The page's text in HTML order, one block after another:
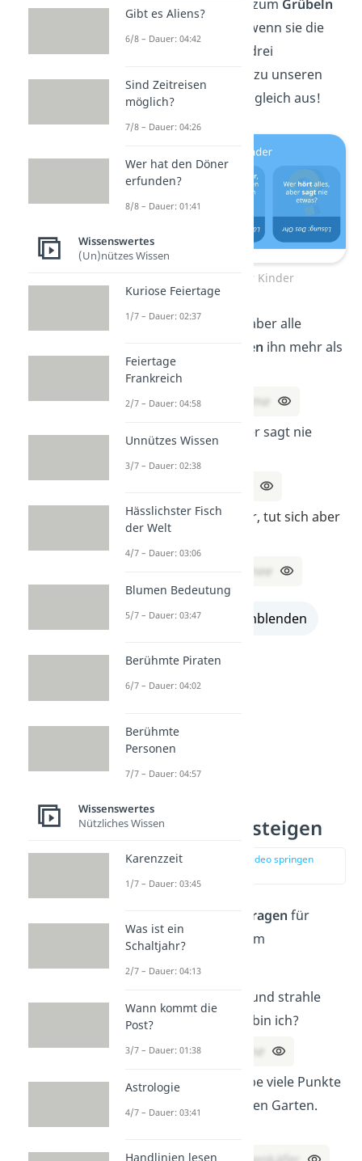
Rätsel bringen Kinder zum Grübeln
— und zum Strahlen, wenn sie die
finden. Diese drei
Rätselfragen gehören zu unseren
Favoriten. Probiert sie gleich aus!
Top 3 Rätsel für Kinder
Er gehört nur dir, aber alle
verwenden ihn mehr als
du. Was ist er?
Lösung:
Dein Name
Wer
hört alles, aber sagt nie
Wasfällt im Winter, tut sich aber
Der Schnee
alle Lösungen einblenden
Rätsel zum Einsteigen
zur Stelle im Video springen
leichten Rätselfragen für
Kinder sind
zum
rund und strahle
vom Himmel. Was bin ich?
Lösung:
Die Sonne
Ich bin schnell, habe viele Punkte
und
fliege
durch den Garten.
Gibt es Aliens?
6/8 – Dauer: 04:42
Sind Zeitreisen
möglich?
7/8 – Dauer: 04:26
Wer hat den Döner
erfunden?
8/8 – Dauer: 01:41
Wissenswertes
(Un)nützes Wissen
Kuriose Feiertage
1/7 – Dauer: 02:37
Feiertage
Frankreich
2/7 – Dauer: 04:58
Unnützes Wissen
3/7 – Dauer: 02:38
Hässlichster Fisch
der Welt
4/7 – Dauer: 03:06
Blumen Bedeutung
5/7 – Dauer: 03:47
Berühmte Piraten
6/7 – Dauer: 04:02
Berühmte
Personen
7/7 – Dauer: 04:57
Wissenswertes
Nützliches Wissen
Karenzzeit
1/7 – Dauer: 03:45
Was ist ein
Schaltjahr?
2/7 – Dauer: 04:13
Wann kommt die
Post?
3/7 – Dauer: 01:38
Astrologie
4/7 – Dauer: 03:41
Handlinien lesen